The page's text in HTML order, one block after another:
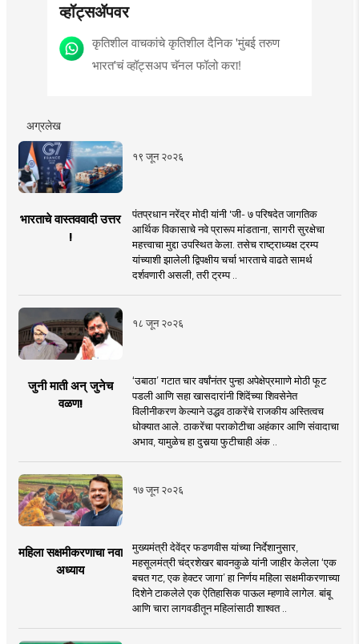
व्हॉट्सॲपवर
कृतिशील वाचकांचे कृतिशील दैनिक 'मुंबई तरुण
भारत'चं व्हॉट्सअप चॅनल फॉलो करा!
अग्रलेख
१९ जून २०२६
भारताचे वास्तववादी उत्तर
!
पंतप्रधान नरेंद्र मोदी यांनी 'जी- ७ परिषदेत जागतिक
आर्थिक विकासाचे नवे प्रारूप मांडताना, सागरी सुरक्षेचा
महत्त्वाचा मुद्दा उपस्थित केला. तसेच राष्ट्राध्यक्ष ट्रम्प
यांच्याशी झालेली द्विपक्षीय चर्चा भारताचे वाढते सामर्थ
दर्शवणारी असली, तरी ट्रम्प ..
१८ जून २०२६
जुनी माती अन् जुनेच
वळण!
‘उबाठा’ गटात चार वर्षांनंतर पुन्हा अपेक्षेप्रमााणे मोठी फूट
पडली आणि सहा खासदारांनी शिंदेंच्या शिवसेनेत
विलीनीकरण केल्याने उद्धव ठाकरेंचे राजकीय अस्तित्वच
धोक्यात आले. ठाकरेंचा पराकोटीचा अहंकार आणि संवादाचा
अभाव, यामुळेच हा दुसर्‍या फुटीचाही अंक ..
१७ जून २०२६
महिला सक्षमीकरणाचा नवा
अध्याय
मुख्यमंत्री देवेंद्र फडणवीस यांच्या निर्देशानुसार,
महसूलमंत्री चंद्रशेखर बावनकुळे यांनी जाहीर केलेला ‘एक
बचत गट, एक हेक्टर जागा’ हा निर्णय महिला सक्षमीकरणाच्या
दिशेने टाकलेले एक ऐतिहासिक पाऊल म्हणावे लागेल. बांबू
आणि चारा लागवडीतून महिलांसाठी शाश्वत ..